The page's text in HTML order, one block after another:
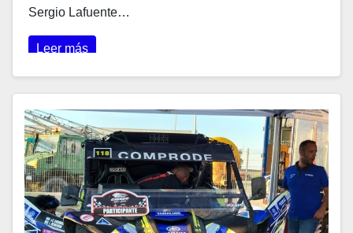
Sergio Lafuente…
Leer más